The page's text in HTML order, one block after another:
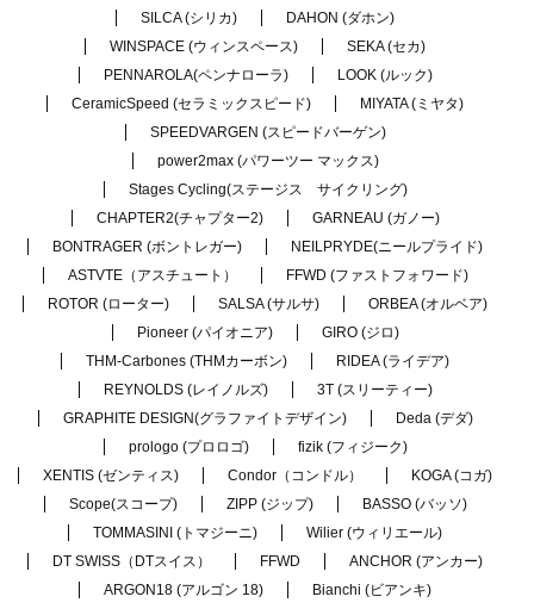
SILCA (シリカ)
DAHON (ダホン)
WINSPACE (ウィンスペース)
SEKA (セカ)
PENNAROLA(ペンナローラ)
LOOK (ルック)
CeramicSpeed (セラミックスピード)
MIYATA (ミヤタ)
SPEEDVARGEN (スピードバーゲン)
power2max (パワーツー マックス)
Stages Cycling(ステージス サイクリング)
CHAPTER2(チャプター2)
GARNEAU (ガノー)
BONTRAGER (ボントレガー)
NEILPRYDE(ニールプライド)
ASTVTE（アスチュート）
FFWD (ファストフォワード)
ROTOR (ローター)
SALSA (サルサ)
ORBEA (オルベア)
Pioneer (パイオニア)
GIRO (ジロ)
THM-Carbones (THMカーボン)
RIDEA (ライデア)
REYNOLDS (レイノルズ)
3T (スリーティー)
GRAPHITE DESIGN(グラファイトデザイン)
Deda (デダ)
prologo (プロロゴ)
fizik (フィジーク)
XENTIS (ゼンティス)
Condor（コンドル）
KOGA (コガ)
Scope(スコープ)
ZIPP (ジップ)
BASSO (バッソ)
TOMMASINI (トマジーニ)
Wilier (ウィリエール)
DT SWISS（DTスイス）
FFWD
ANCHOR (アンカー)
ARGON18 (アルゴン 18)
Bianchi (ビアンキ)